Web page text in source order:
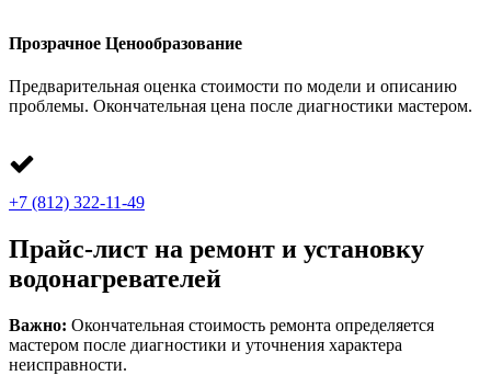
Прозрачное Ценообразование
Предварительная оценка стоимости по модели и описанию
проблемы. Окончательная цена после диагностики мастером.
+7 (812) 322-11-49
Прайс-лист на ремонт и установку
водонагревателей
Важно: Окончательная стоимость ремонта определяется
мастером после диагностики и уточнения характера
неисправности.